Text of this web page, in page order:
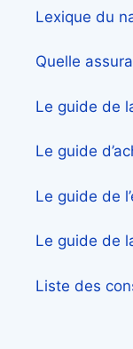
Lexique du
Quelle
Le guide de
Le guide
Le guide de
Le guide de
Liste des